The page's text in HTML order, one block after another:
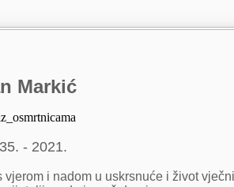
Markić
- 2021.
i nadom u uskrsnuće i život vječni